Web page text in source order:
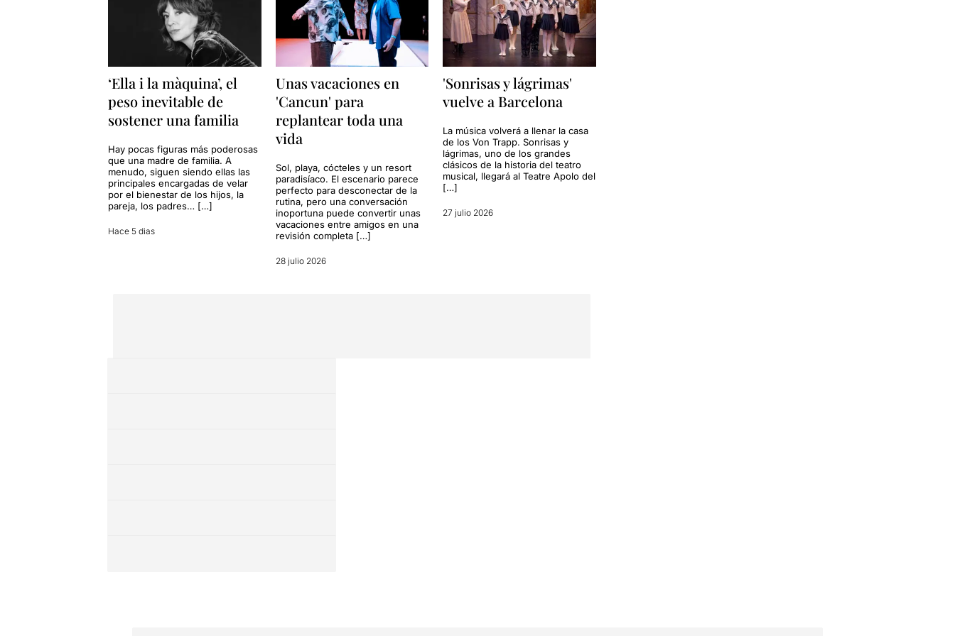
‘Ella i la màquina’, el
peso inevitable de
sostener una familia
Hay pocas figuras más poderosas
que una madre de familia. A
menudo, siguen siendo ellas las
principales encargadas de velar
por el bienestar de los hijos, la
pareja, los padres… […]
Hace 5 dias
Unas vacaciones en
'Cancun' para
replantear toda una
vida
Sol, playa, cócteles y un resort
paradisíaco. El escenario parece
perfecto para desconectar de la
rutina, pero una conversación
inoportuna puede convertir unas
vacaciones entre amigos en una
revisión completa […]
28 julio 2026
'Sonrisas y lágrimas'
vuelve a Barcelona
La música volverá a llenar la casa
de los Von Trapp. Sonrisas y
lágrimas, uno de los grandes
clásicos de la historia del teatro
musical, llegará al Teatre Apolo del
[…]
27 julio 2026